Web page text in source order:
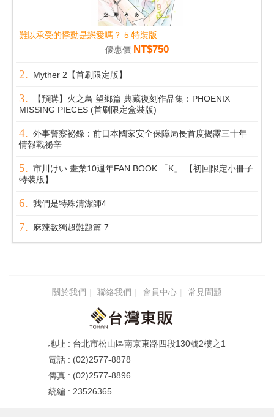
難以承受的悸動是戀愛嗎？ 5 特裝版
優惠價 NT$750
Myther 2【首刷限定版】
【預購】火之鳥 望鄉篇 典藏復刻作品集：PHOENIX
MISSING PIECES (首刷限定盒裝版)
外事警察祕錄：前日本國家安全保障局長首度揭露三十年
情報戰祕辛
市川けい 畫業10週年FAN BOOK 「K」 【初回限定小冊子
特装版】
我們是特殊清潔師4
麻辣數獨超難題篇 7
關於我們 聯絡我們 會員中心 常見問題
台北市松山區南京東路四段130號2樓之1
(02)2577-8878
(02)2577-8896
23526365